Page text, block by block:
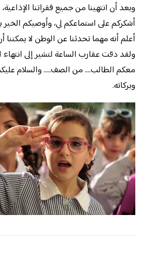
وبعد أن انتهينا من جميع فقراتنا
أشكركم على استماعكم لي، وأوصيكم الخير
أعلم أنه مهما تحدثنا عن الوطن لا يمكننا
ولقد دقت عقارب الساعة لتشير إلى
معكم الطالب…. من الصف….. والسلام
وبركاته.